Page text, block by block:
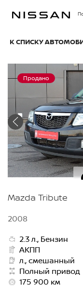
К СПИСКУ
Продано
Mazda Tribute
2008
2.3 л., Бензин
АКПП
л., смешанный
Полный привод
175 900 км